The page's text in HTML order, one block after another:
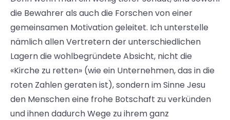
die Bewahrer als auch die Forschen von einer
gemeinsamen Motivation geleitet. Ich unterstelle
nämlich allen Vertretern der unterschiedlichen
Lagern die wohlbegründete Absicht, nicht die
«Kirche zu retten» (wie ein Unternehmen, das in die
roten Zahlen geraten ist), sondern im Sinne Jesu
den Menschen eine frohe Botschaft zu verkünden
und ihnen dadurch Wege zu ihrem ganz